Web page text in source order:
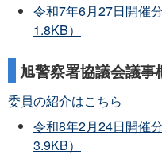
令和7年6月27日開催
1.8KB）
旭警察署協議会議事
委員の紹介はこちら
令和8年2月24日開催
3.9KB）